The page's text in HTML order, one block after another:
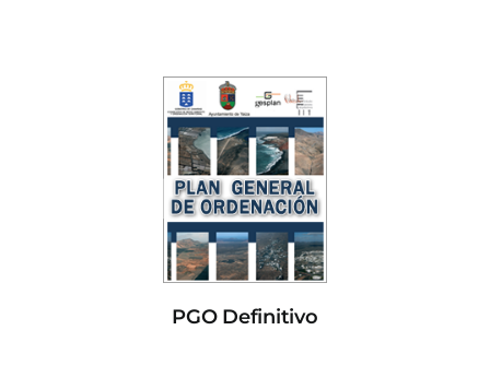
PGO Definitivo